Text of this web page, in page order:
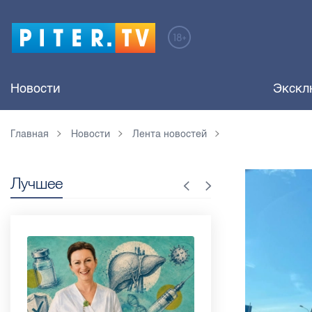
Новости
Главная Новости Лента новостей
Лучшее